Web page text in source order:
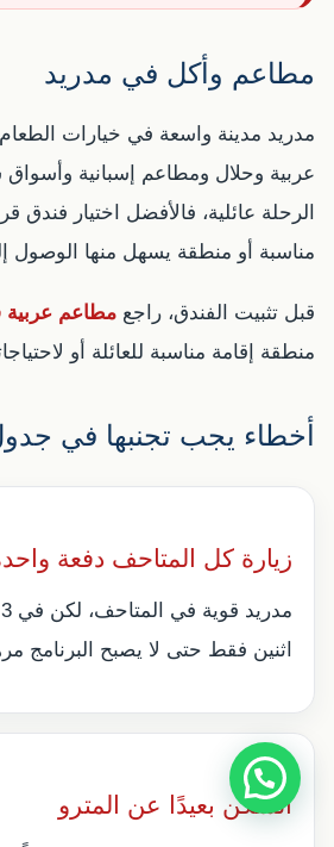
مطاعم وأكل في مدريد
مدريد مدينة واسعة في خيارات
عربية وحلال ومطاعم إسبانية وأسواق
الرحلة عائلية، فالأفضل اختيار
مناسبة أو منطقة يسهل منها الوصول
قبل تثبيت الفندق، راجع مطاعم عربية
منطقة إقامة مناسبة للعائلة أو
أخطاء يجب تجنبها في
زيارة كل المتاحف دفعة
اثنين فقط حتى لا يصبح البرنامج
السكن بعيدًا عن المترو